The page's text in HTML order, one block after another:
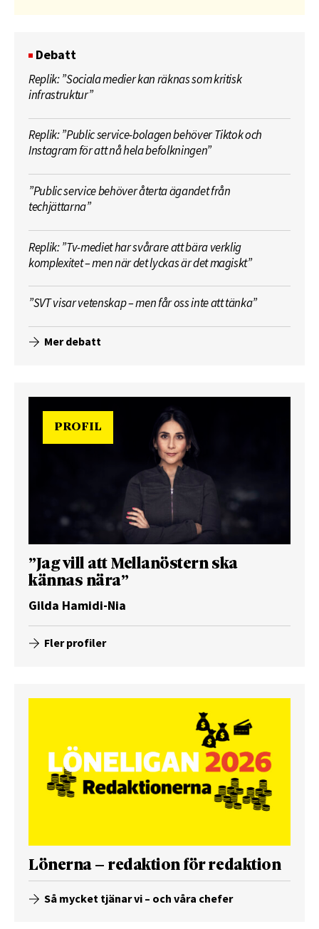
Debatt
Replik: ”Sociala medier kan räknas som kritisk
infrastruktur”
Replik: ”Public service-bolagen behöver Tiktok och
Instagram för att nå hela befolkningen”
”Public service behöver återta ägandet från
techjättarna”
Replik: ”Tv-mediet har svårare att bära verklig
komplexitet – men när det lyckas är det magiskt”
”SVT visar vetenskap – men får oss inte att tänka”
Mer debatt
PROFIL
”Jag vill att Mellanöstern ska
kännas nära”
Gilda Hamidi-Nia
Fler profiler
Lönerna – redaktion för redaktion
Så mycket tjänar vi – och våra chefer